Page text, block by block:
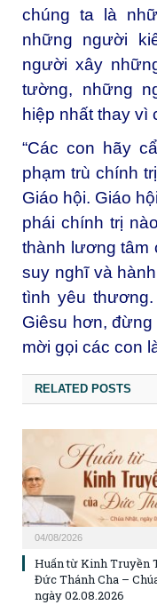
chúng ta là
những người
người xây
tường, những
hiệp nhất thay vì
“Các con hãy
phạm trù chính
Giáo hội. Giáo
phái chính trị
thành lương
suy nghĩ và
tình yêu
Giêsu hơn,
mời gọi các con
RELATED POSTS
04/08/2026
Huấn từ Kinh Truyền
Đức Thánh Cha –
ngày 02.08.2026